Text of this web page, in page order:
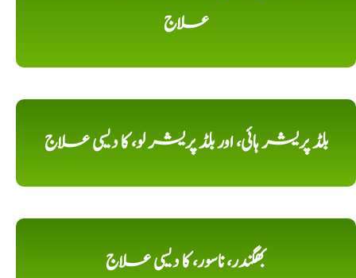
علاج
بلڈ پریشر ہائی، اور بلڈ پریشر لو، کا دیسی علاج
بھگندر، ناسور، کا دیسی علاج